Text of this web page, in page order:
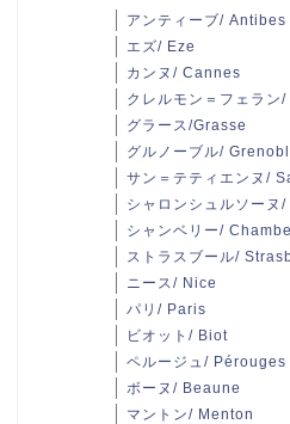
アンティーブ/ Antibes
エズ/ Eze
カンヌ/ Cannes
クレルモン＝フェラ
グラース/Grasse
グルノーブル/
サン＝テティエンヌ/
シャロンシュルソー
シャンベリー/
ストラスブール/
ニース/ Nice
パリ/ Paris
ビオット/ Biot
ペルージュ/ Pérouges
ボーヌ/ Beaune
マントン/ Menton